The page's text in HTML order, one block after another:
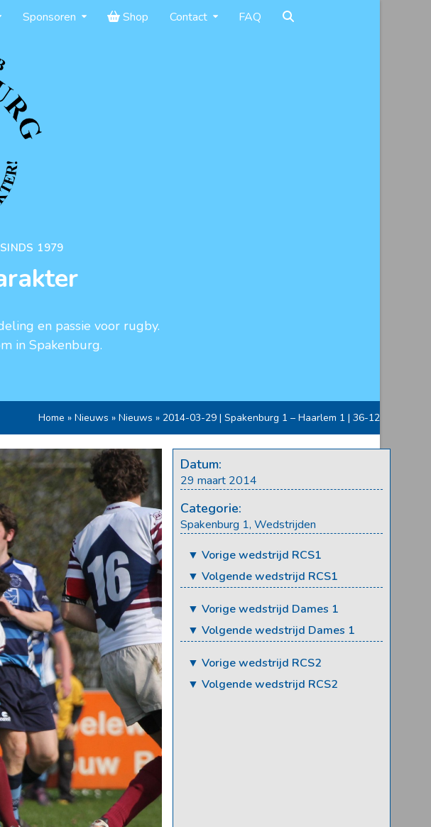
Sponsoren Shop Contact FAQ
1979
en passie voor rugby.
in Spakenburg.
Home » Nieuws » Nieuws » 2014-03-29 | Spakenburg 1 – Haarlem 1 | 36-12
Datum:
29 maart 2014
Categorie:
Spakenburg 1, Wedstrijden
▼ Vorige wedstrijd RCS1
▼ Volgende wedstrijd RCS1
▼ Vorige wedstrijd Dames 1
▼ Volgende wedstrijd Dames 1
▼ Vorige wedstrijd RCS2
▼ Volgende wedstrijd RCS2